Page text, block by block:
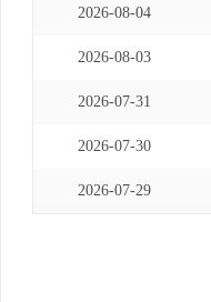
2026-08-04
2026-08-03
2026-07-31
2026-07-30
2026-07-29